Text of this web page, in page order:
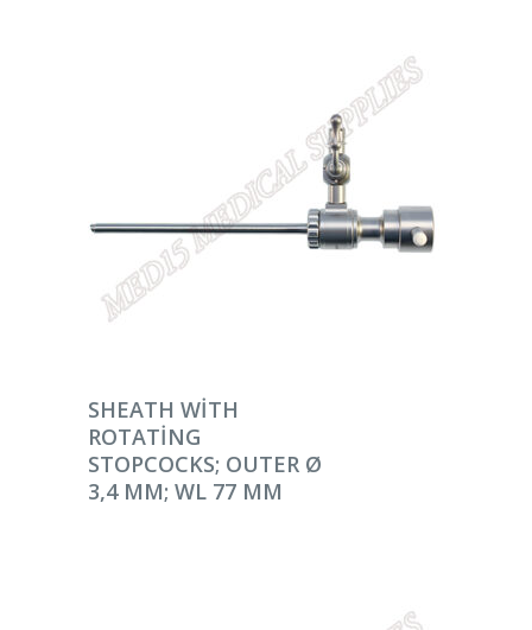
DEVAMINI OKU
SHEATH WITH
ROTATING
STOPCOCKS; OUTER Ø
3,4 MM; WL 77 MM